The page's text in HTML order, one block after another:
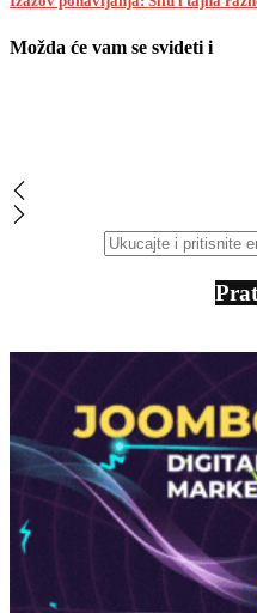
Možda će vam se svideti i